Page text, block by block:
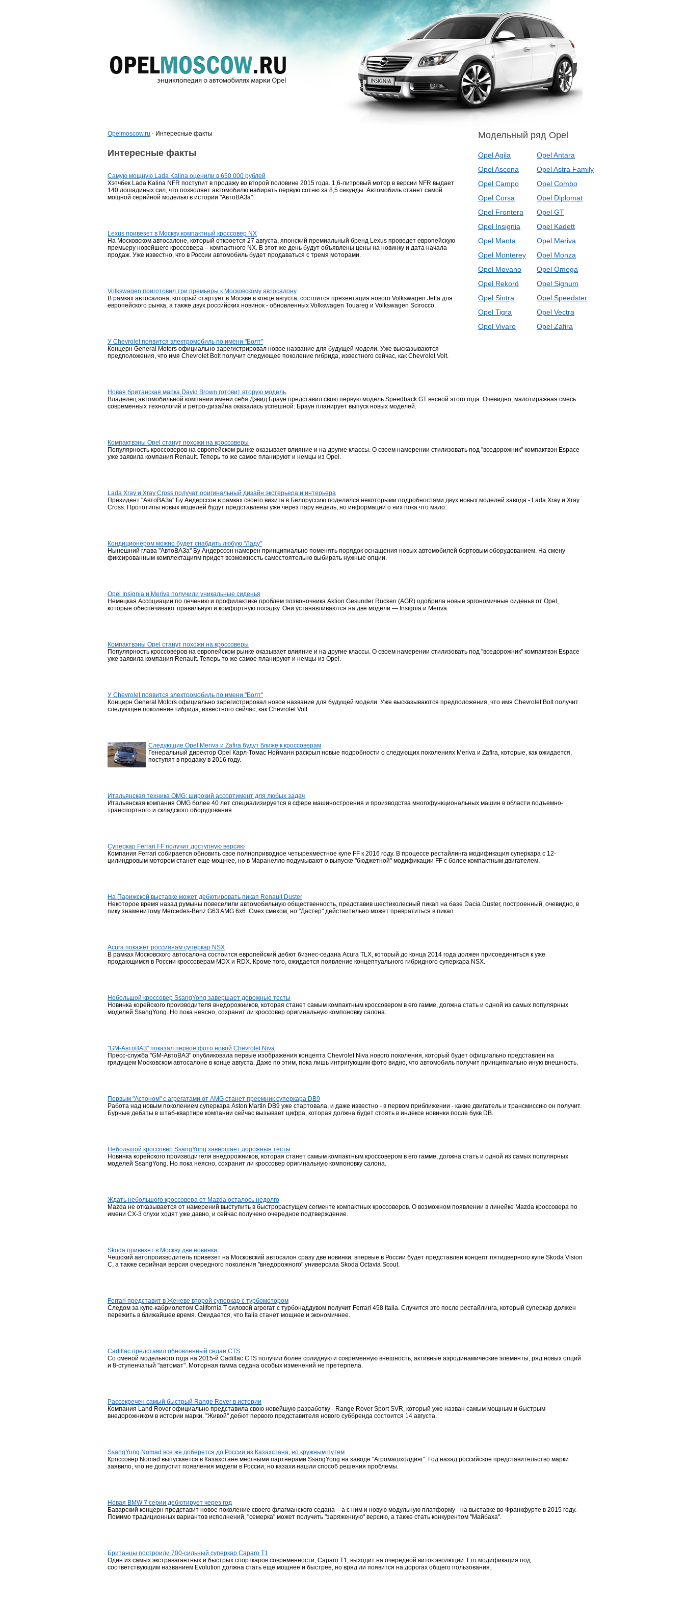
Модельный ряд Opel
Opel Agila
Opel Antara
Opel Ascona
Opel Astra Family
Opel Campo
Opel Combo
Opel Corsa
Opel Diplomat
Opel Frontera
Opel GT
Opel Insignia
Opel Kadett
Opel Manta
Opel Meriva
Opel Monterey
Opel Monza
Opel Movano
Opel Omega
Opel Rekord
Opel Signum
Opel Sintra
Opel Speedster
Opel Tigra
Opel Vectra
Opel Vivaro
Opel Zafira
Opelmoscow.ru - Интересные факты
Интересные факты
Самую мощную Lada Kalina оценили в 650 000 рублей
Хэтчбек Lada Kalina NFR поступит в продажу во второй половине 2015 года. 1,6-литровый мотор в версии NFR выдает
140 лошадиных сил, что позволяет автомобилю набирать первую сотню за 8,5 секунды. Автомобиль станет самой
мощной серийной моделью в истории "АвтоВАЗа"
Lexus привезет в Москву компактный кроссовер NX
На Московском автосалоне, который откроется 27 августа, японский премиальный бренд Lexus проведет европейскую
премьеру новейшего кроссовера – компактного NX. В этот же день будут объявлены цены на новинку и дата начала
продаж. Уже известно, что в России автомобиль будет продаваться с тремя моторами.
Volkswagen приготовил три премьеры к Московскому автосалону
В рамках автосалона, который стартует в Москве в конце августа, состоится презентация нового Volkswagen Jetta для
европейского рынка, а также двух российских новинок - обновленных Volkswagen Touareg и Volkswagen Scirocco.
У Chevrolet появится электромобиль по имени "Болт"
Концерн General Motors официально зарегистрировал новое название для будущей модели. Уже высказываются
предположения, что имя Chevrolet Bolt получит следующее поколение гибрида, известного сейчас, как Chevrolet Volt.
Новая британская марка David Brown готовит вторую модель
Владелец автомобильной компании имени себя Дэвид Браун представил свою первую модель Speedback GT весной этого года. Очевидно, малотиражная смесь
современных технологий и ретро-дизайна оказалась успешной: Браун планирует выпуск новых моделей.
Компактвэны Opel станут похожи на кроссоверы
Популярность кроссоверов на европейском рынке оказывает влияние и на другие классы. О своем намерении стилизовать под "вседорожник" компактвэн Espace
уже заявила компания Renault. Теперь то же самое планируют и немцы из Opel.
Lada Xray и Xray Cross получат оригинальный дизайн экстерьера и интерьера
Президент "АвтоВАЗа" Бу Андерссон в рамках своего визита в Белоруссию поделился некоторыми подробностями двух новых моделей завода - Lada Xray и Xray
Cross. Прототипы новых моделей будут представлены уже через пару недель, но информации о них пока что мало.
Кондиционером можно будет снабдить любую "Ладу"
Нынешний глава "АвтоВАЗа" Бу Андерссон намерен принципиально поменять порядок оснащения новых автомобилей бортовым оборудованием. На смену
фиксированным комплектациям придет возможность самостоятельно выбирать нужные опции.
Opel Insignia и Meriva получили уникальные сиденья
Немецкая Ассоциации по лечению и профилактике проблем позвоночника Aktion Gesunder Rücken (AGR) одобрила новые эргономичные сиденья от Opel,
которые обеспечивают правильную и комфортную посадку. Они устанавливаются на две модели — Insignia и Meriva.
Компактвэны Opel станут похожи на кроссоверы
Популярность кроссоверов на европейском рынке оказывает влияние и на другие классы. О своем намерении стилизовать под "вседорожник" компактвэн Espace
уже заявила компания Renault. Теперь то же самое планируют и немцы из Opel.
У Chevrolet появится электромобиль по имени "Болт"
Концерн General Motors официально зарегистрировал новое название для будущей модели. Уже высказываются предположения, что имя Chevrolet Bolt получит
следующее поколение гибрида, известного сейчас, как Chevrolet Volt.
Следующие Opel Meriva и Zafira будут ближе к кроссоверам
Генеральный директор Opel Карл-Томас Нойманн раскрыл новые подробности о следующих поколениях Meriva и Zafira, которые, как ожидается,
поступят в продажу в 2016 году.
Итальянская техника OMG: широкий ассортимент для любых задач
Итальянская компания OMG более 40 лет специализируется в сфере машиностроения и производства многофункциональных машин в области подъемно-
транспортного и складского оборудования.
Суперкар Ferrari FF получит доступную версию
Компания Ferrari собирается обновить свое полноприводное четырехместное купе FF к 2016 году. В процессе рестайлинга модификация суперкара с 12-
цилиндровым мотором станет еще мощнее, но в Маранелло подумывают о выпуске "бюджетной" модификации FF с более компактным двигателем.
На Парижской выставке может дебютировать пикап Renault Duster
Некоторое время назад румыны повеселили автомобильную общественность, представив шестиколесный пикап на базе Dacia Duster, построенный, очевидно, в
пику знаменитому Mercedes-Benz G63 AMG 6x6. Смех смехом, но "Дастер" действительно может превратиться в пикап.
Acura покажет россиянам суперкар NSX
В рамках Московского автосалона состоится европейский дебют бизнес-седана Acura TLX, который до конца 2014 года должен присоединиться к уже
продающимся в России кроссоверам MDX и RDX. Кроме того, ожидается появление концептуального гибридного суперкара NSX.
Небольшой кроссовер SsangYong завершает дорожные тесты
Новинка корейского производителя внедорожников, которая станет самым компактным кроссовером в его гамме, должна стать и одной из самых популярных
моделей SsangYong. Но пока неясно, сохранит ли кроссовер оригинальную компоновку салона.
"GM-АвтоВАЗ" показал первое фото новой Chevrolet Niva
Пресс-служба "GM-АвтоВАЗ" опубликовала первые изображения концепта Chevrolet Niva нового поколения, который будет официально представлен на
грядущем Московском автосалоне в конце августа. Даже по этим, пока лишь интригующим фото видно, что автомобиль получит принципиально иную внешность.
Первым "Астоном" с агрегатами от AMG станет преемник суперкара DB9
Работа над новым поколением суперкара Aston Martin DB9 уже стартовала, и даже известно - в первом приближении - какие двигатель и трансмиссию он получит.
Бурные дебаты в штаб-квартире компании сейчас вызывает цифра, которая должна будет стоять в индексе новинки после букв DB.
Небольшой кроссовер SsangYong завершает дорожные тесты
Новинка корейского производителя внедорожников, которая станет самым компактным кроссовером в его гамме, должна стать и одной из самых популярных
моделей SsangYong. Но пока неясно, сохранит ли кроссовер оригинальную компоновку салона.
Ждать небольшого кроссовера от Mazda осталось недолго
Mazda не отказывается от намерений выступить в быстрорастущем сегменте компактных кроссоверов. О возможном появлении в линейке Mazda кроссовера по
имени CX-3 слухи ходят уже давно, и сейчас получено очередное подтверждение.
Skoda привезет в Москву две новинки
Чешский автопроизводитель привезет на Московский автосалон сразу две новинки: впервые в России будет представлен концепт пятидверного купе Skoda Vision
C, а также серийная версия очередного поколения "внедорожного" универсала Skoda Octavia Scout.
Ferrari представит в Женеве второй суперкар с турбомотором
Следом за купе-кабриолетом California T силовой агрегат с турбонаддувом получит Ferrari 458 Italia. Случится это после рестайлинга, который суперкар должен
пережить в ближайшее время. Ожидается, что Italia станет мощнее и экономичнее.
Cadillac представил обновленный седан CTS
Со сменой модельного года на 2015-й Cadillac CTS получил более солидную и современную внешность, активные аэродинамические элементы, ряд новых опций
и 8-ступенчатый "автомат". Моторная гамма седана особых изменений не претерпела.
Рассекречен самый быстрый Range Rover в истории
Компания Land Rover официально представила свою новейшую разработку - Range Rover Sport SVR, который уже назван самым мощным и быстрым
внедорожником в истории марки. "Живой" дебют первого представителя нового суббренда состоится 14 августа.
SsangYong Nomad все же доберется до России из Казахстана, но кружным путем
Кроссовер Nomad выпускается в Казахстане местными партнерами SsangYong на заводе "Агромашхолдинг". Год назад российское представительство марки
заявило, что не допустит появления модели в России, но казахи нашли способ решения проблемы.
Новая BMW 7 серии дебютирует через год
Баварский концерн представит новое поколение своего флагманского седана – а с ним и новую модульную платформу - на выставке во Франкфурте в 2015 году.
Помимо традиционных вариантов исполнений, "семерка" может получить "заряженную" версию, а также стать конкурентом "Майбаха".
Британцы построили 700-сильный суперкар Caparo T1
Один из самых экстравагантных и быстрых спорткаров современности, Caparo T1, выходит на очередной виток эволюции. Его модификация под
соответствующим названием Evolution должна стать еще мощнее и быстрее, но вряд ли появится на дорогах общего пользования.